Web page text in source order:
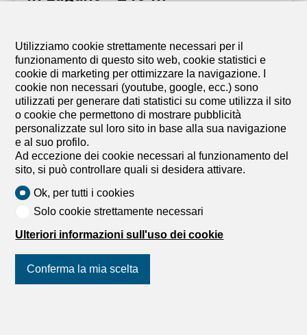
Via 1, 6900 Lugano
Attico Immediata
Splendido attico 6,5 locali con fantastica vista lago e
bel giardino
Esclusivo attico di 6,5 locali con ampie terrazze, grande
giardino privato e splendida vista panoramica sul lago,
sulla baia di Lugano e sulle montagne circostanti, situato
in posizione dominante a Porza, una delle zone
residenziali più apprezzate e signorili alle porte di Lugano
in contesto tranquillo e riservato. HIGHLIGHTS -
Posizione dominante e tranquilla, con vista lago -
Terrazze ca. 70 m2 e giardino privato ca. 260 m2 -
Camera indipendente (ca. 25 m2) per ospiti o personale -
Accesso diretto con ascensore, piscina condominiale
interna con sauna - Residenza secondaria possibile
APPARTAMENTO In buono stato generale, finiture curate,
materiali di qualità, ampi spazi e grande flessibilità.
Ingresso diretto con ascensore, atrio con guardaroba,
Utilizziamo cookie strettamente necessari per il
funzionamento di questo sito web, cookie statistici e
cookie di marketing per ottimizzare la navigazione. I
cookie non necessari (youtube, google, ecc.) sono
utilizzati per generare dati statistici su come utilizza il sito
o cookie che permettono di mostrare pubblicità
personalizzate sul loro sito in base alla sua navigazione
e al suo profilo.
Ad eccezione dei cookie necessari al funzionamento del
sito, si può controllare quali si desidera attivare.
Ok, per tutti i cookies
Solo cookie strettamente necessari
Ulteriori informazioni sull'uso dei cookie
Conferma la mia scelta